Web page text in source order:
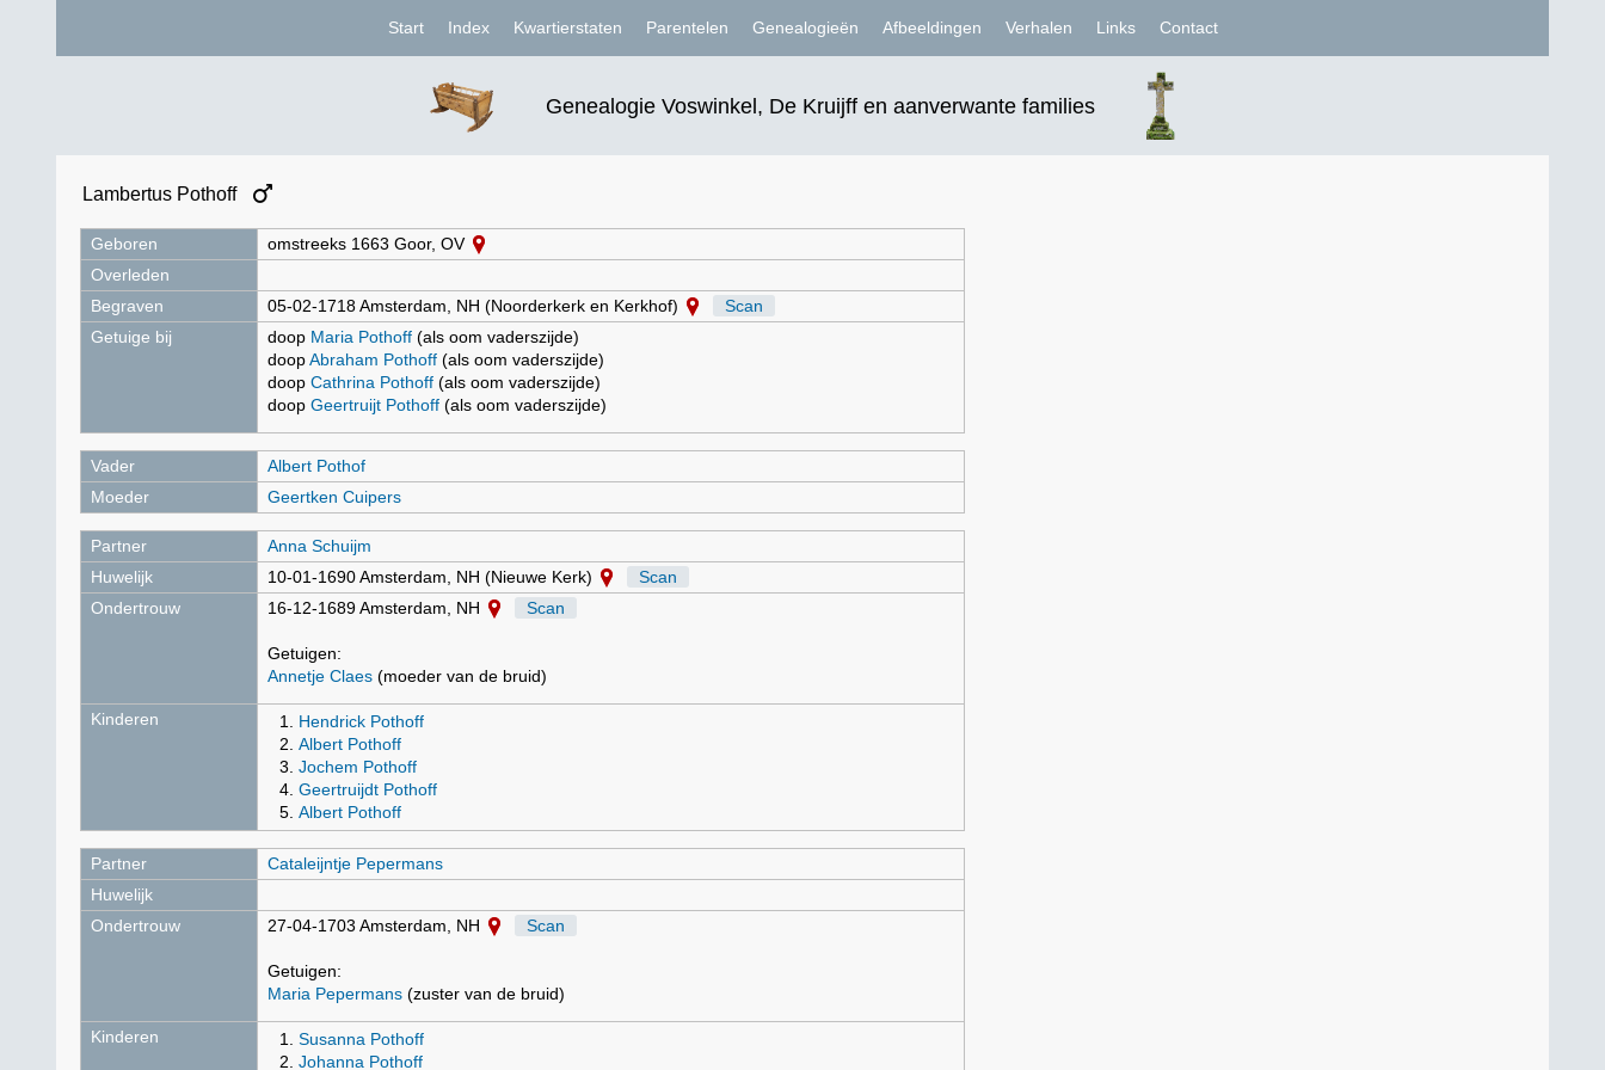
Genealogie Voswinkel, De Kruijff en aanverwante families
Start Index Kwartierstaten Parentelen Genealogieën Afbeeldingen Verhalen Links Contact
Lambertus Pothoff
Geboren
omstreeks 1663 Goor, OV
Overleden
Begraven
05-02-1718 Amsterdam, NH (Noorderkerk en Kerkhof)
Scan
Getuige bij
doop Maria Pothoff (als oom vaderszijde)
doopAbraham Pothoff (als oom vaderszijde)
doop Cathrina Pothoff (als oom vaderszijde)
doop Geertruijt Pothoff (als oom vaderszijde)
Vader
Albert Pothof
Moeder
Geertken Cuipers
Partner
Anna Schuijm
Huwelijk
10-01-1690 Amsterdam, NH (Nieuwe Kerk)
Scan
Ondertrouw
16-12-1689 Amsterdam, NH Scan
Getuigen:
Annetje Claes (moeder van de bruid)
Kinderen
Hendrick Pothoff
Albert Pothoff
Jochem Pothoff
Geertruijdt Pothoff
Albert Pothoff
Partner
Cataleijntje Pepermans
Huwelijk
Ondertrouw
27-04-1703 Amsterdam, NH Scan
Getuigen:
Maria Pepermans (zuster van de bruid)
Kinderen
Susanna Pothoff
Johanna Pothoff